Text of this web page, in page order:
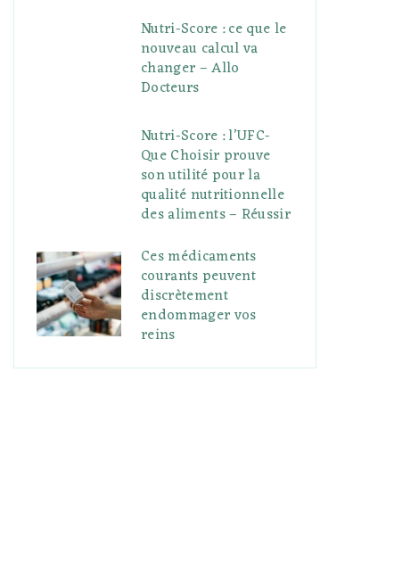
Nutri-Score : ce que le
nouveau calcul va
changer – Allo
Docteurs
Nutri-Score : l’UFC-
Que Choisir prouve
son utilité pour la
qualité nutritionnelle
des aliments – Réussir
Ces médicaments
courants peuvent
discrètement
endommager vos
reins